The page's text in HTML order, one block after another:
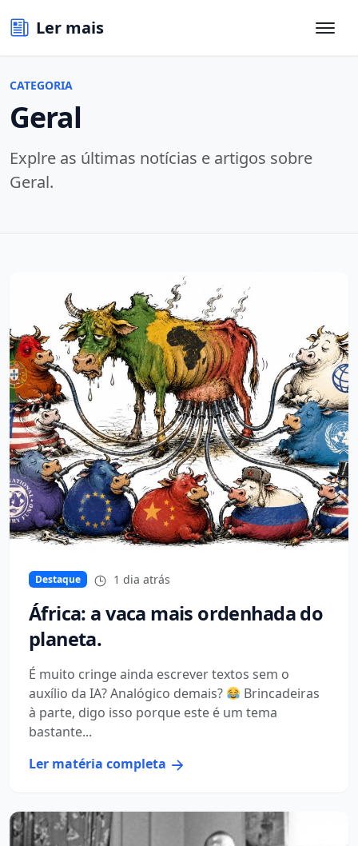
Ler mais
CATEGORIA
Geral
Explre as últimas notícias e artigos sobre
Geral.
Destaque 1 dia atrás
África: a vaca mais ordenhada do
planeta.
É muito cringe ainda escrever textos sem o
auxílio da IA? Analógico demais?
Brincadeiras
à parte, digo isso porque este é um tema
bastante...
Ler matéria completa